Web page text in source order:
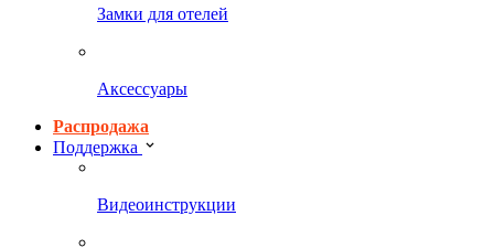
Замки для отелей
Аксессуары
Распродажа
Поддержка
Видеоинструкции